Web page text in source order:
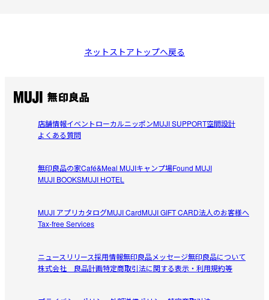
ネットストアトップへ戻る
店舗情報イベントローカルニッポンMUJI SUPPORT空間設計
よくある質問
無印良品の家Café&Meal MUJIキャンプ場Found MUJI
MUJI BOOKSMUJI HOTEL
MUJI アプリカタログMUJI CardMUJI GIFT CARD法人のお客様へ
Tax-free Services
ニュースリリース採用情報無印良品メッセージ無印良品について
株式会社 良品計画特定商取引法に関する表示・利用規約等